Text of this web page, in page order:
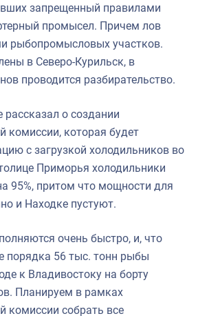
запрещенный правилами
промысел. Причем лов
рыбопромысловых участков.
в Северо-Курильск, в
проводится разбирательство.
о создании
комиссии, которая будет
с загрузкой холодильников во
Приморья холодильники
95%, притом что мощности для
и Находке пустуют.
очень быстро, и, что
порядка 56 тыс. тонн рыбы
к Владивостоку на борту
Планируем в рамках
комиссии собрать все